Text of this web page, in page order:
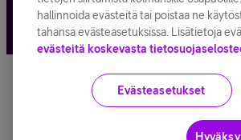
hallinnoida evästeitä tai poistaa ne
tahansa evästeasetuksissa. Lisätietoja
evästeitä koskevasta
Evästeasetukset